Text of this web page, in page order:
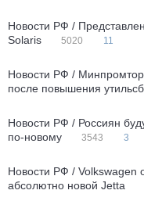
Новости РФ /
Solaris‍
5020 11
Новости РФ /
после повышения
Новости РФ / Россиян
по-новому
3543 3
Новости РФ / Volkswagen
абсолютно новой Jetta